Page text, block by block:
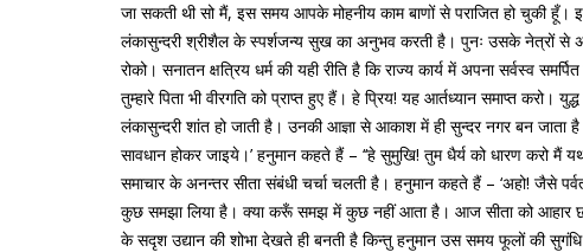
जा सकती थी सो मैं, इस समय आपके मोहनीय काम बाणों से पराजित हो चुकी
लंकासुन्दरी श्रीशैल के स्पर्शजन्य सुख का अनुभव करती है। पुनः उसके नेत्रों से
रोको। सनातन क्षत्रिय धर्म की यही रीति है कि राज्य कार्य में अपना सर्वस्व
तुम्हारे पिता भी वीरगति को प्राप्त हुए हैं। हे प्रिय! यह आर्तध्यान समाप्त करो।
लंकासुन्दरी शांत हो जाती है। उनकी आज्ञा से आकाश में ही सुन्दर नगर बन
सावधान होकर जाइये।’ हनुमान कहते हैं – ‘‘हे सुमुखि! तुम धैर्य को धारण करो
समाचार के अनन्तर सीता संबंधी चर्चा चलती है। हनुमान कहते हैं – ‘अहो! जैसे
कुछ समझा लिया है। क्या करूँ समझ में कुछ नहीं आता है। आज सीता को आहार
के सदृश उद्यान की शोभा देखते ही बनती है किन्तु हनुमान उस समय फूलों की